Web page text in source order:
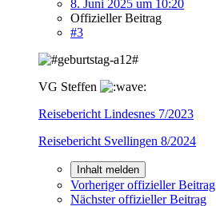
8. Juni 2025 um 10:20
Offizieller Beitrag
#3
VG Steffen
Reisebericht Lindesnes 7/2023
Reisebericht Svellingen 8/2024
Inhalt melden
Vorheriger offizieller Beitrag
Nächster offizieller Beitrag